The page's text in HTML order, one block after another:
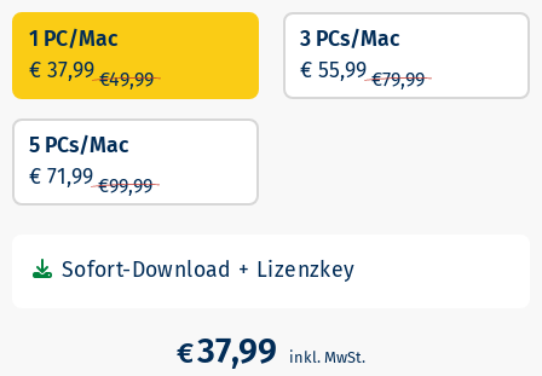
1 PC/Mac
€ 37,99 €49,99
3 PCs/Mac
€ 55,99 €79,99
5 PCs/Mac
€ 71,99 €99,99
€37,99